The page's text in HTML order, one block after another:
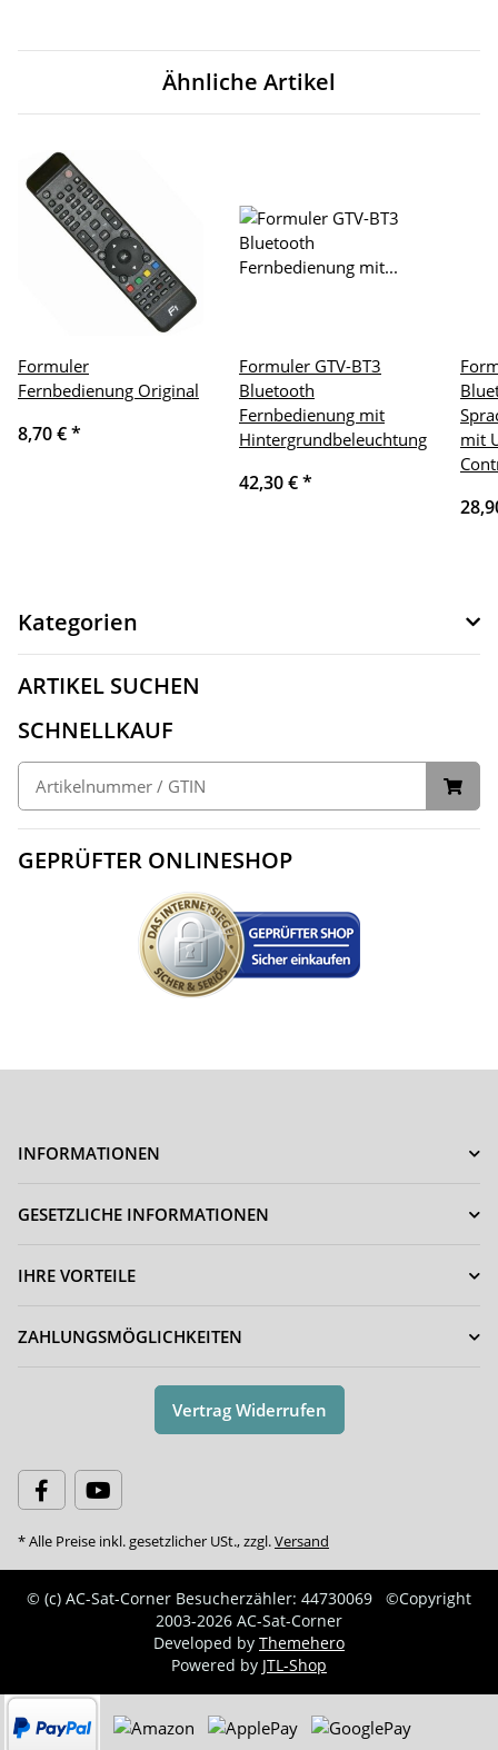
Ähnliche Artikel
Formuler
Fernbedienung Original
8,70 €*
Formuler GTV-BT3
Bluetooth
Fernbedienung mit
Hintergrundbeleuchtung
42,30 €*
mit
Kategorien
ARTIKEL SUCHEN
SCHNELLKAUF
GEPRÜFTER ONLINESHOP
INFORMATIONEN
GESETZLICHE INFORMATIONEN
IHRE VORTEILE
ZAHLUNGSMÖGLICHKEITEN
Vertrag Widerrufen
* Alle Preise inkl. gesetzlicher USt., zzgl.Versand
© (c) AC-Sat-Corner Besucherzähler: 44730069
©Copyright
2003-2026 AC-Sat-Corner
Developed by Themehero
Powered by JTL-Shop